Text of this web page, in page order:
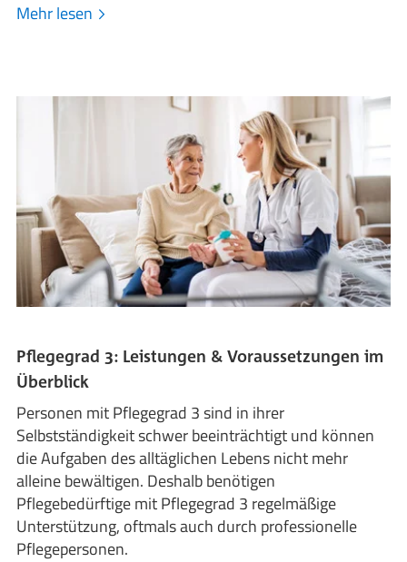
Mehr lesen
Pflegegrad 3: Leistungen & Voraussetzungen im
Überblick
Personen mit Pflegegrad 3 sind in ihrer
Selbstständigkeit schwer beeinträchtigt und können
die Aufgaben des alltäglichen Lebens nicht mehr
alleine bewältigen. Deshalb benötigen
Pflegebedürftige mit Pflegegrad 3 regelmäßige
Unterstützung, oftmals auch durch professionelle
Pflegepersonen.